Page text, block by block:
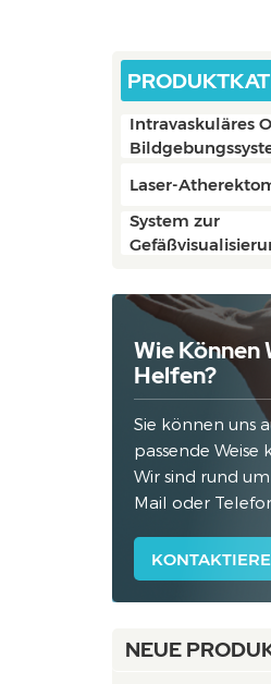
Intravaskuläres
Laser-
System zur
Wie Können
Helfen?
Sie können uns
passende Weise
Wir sind rund
Mail oder
NEUE